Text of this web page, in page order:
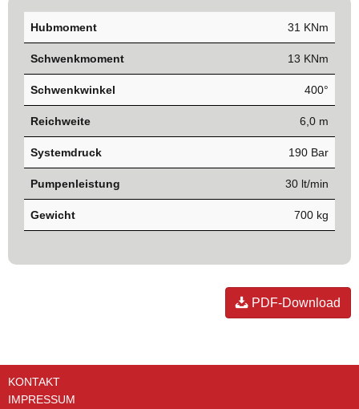
Hubmoment 31 KNm
Schwenkmoment 13 KNm
Schwenkwinkel 400°
Reichweite 6,0 m
Systemdruck 190 Bar
Pumpenleistung 30 lt/min
Gewicht 700 kg
PDF-Download
KONTAKT
IMPRESSUM